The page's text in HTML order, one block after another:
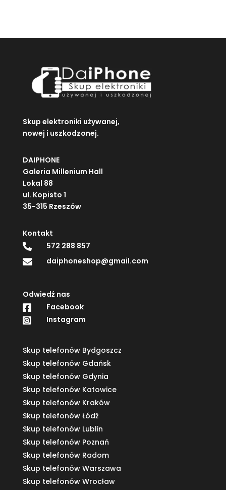
Skup elektroniki używanej,
nowej i uszkodzonej.
DAIPHONE
Galeria Millenium Hall
Lokal 88
ul. Kopisto 1
35-315 Rzeszów
Kontakt
 572 288 857
 daiphoneshop@gmail.com
Odwiedź nas
 Facebook
 Instagram
Skup telefonów Bydgoszcz
Skup telefonów Gdańsk
Skup telefonów Gdynia
Skup telefonów Katowice
Skup telefonów Kraków
Skup telefonów Łódź
Skup telefonów Lublin
Skup telefonów Poznań
Skup telefonów Radom
Skup telefonów Warszawa
Skup telefonów Wrocław